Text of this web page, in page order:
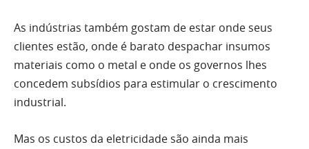
As indústrias também gostam de estar onde seus
clientes estão, onde é barato despachar insumos
materiais como o metal e onde os governos lhes
concedem subsídios para estimular o crescimento
industrial.
Mas os custos da eletricidade são ainda mais